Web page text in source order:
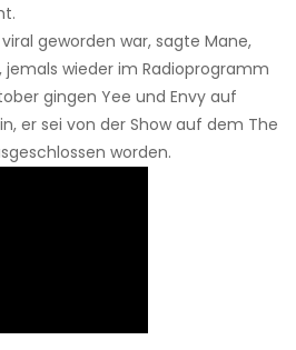
geworden war, sagte Mane,
wieder im Radioprogramm
gingen Yee und Envy auf
er sei von der Show auf dem The
worden.